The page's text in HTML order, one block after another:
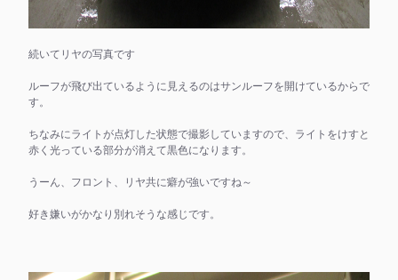
続いてリヤの写真です
ルーフが飛び出ているように見えるのはサンルーフを開けているからで
す。
ちなみにライトが点灯した状態で撮影していますので、ライトをけすと
赤く光っている部分が消えて黒色になります。
うーん、フロント、リヤ共に癖が強いですね～
好き嫌いがかなり別れそうな感じです。